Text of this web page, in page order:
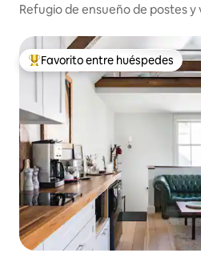
Refugio de ensueño de postes y
Favorito entre huéspedes
Favorito entre huéspedes